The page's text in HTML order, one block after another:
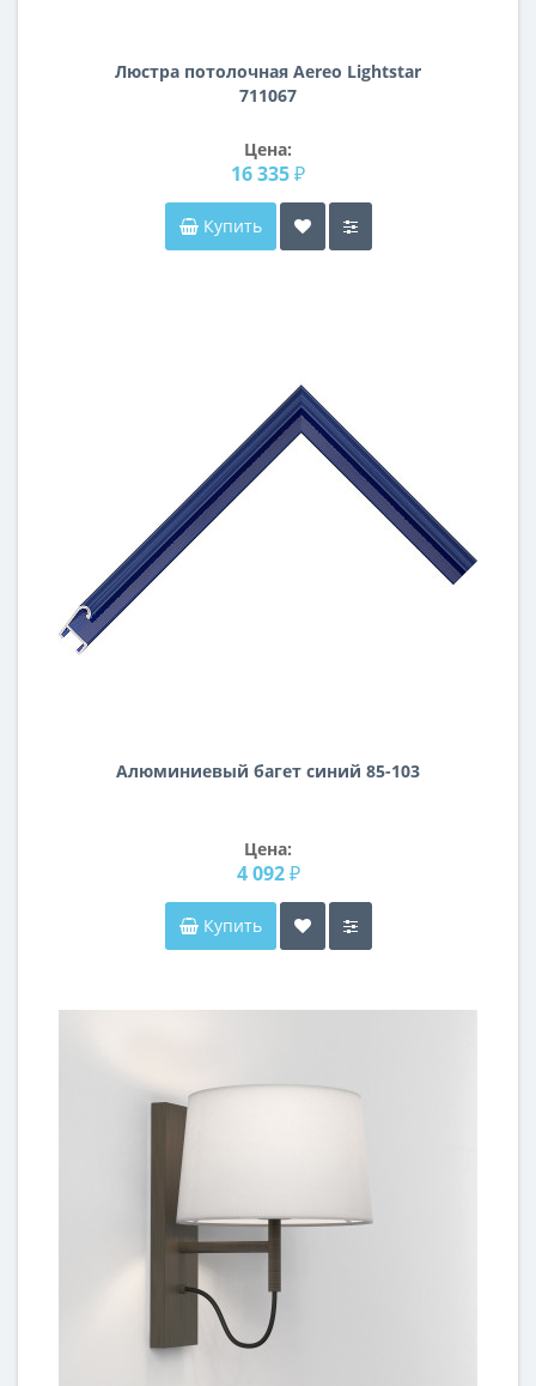
Люстра потолочная Aereo Lightstar
711067
Цена:
16 335 ₽
Купить
Алюминиевый багет синий 85-103
Цена:
4 092 ₽
Купить